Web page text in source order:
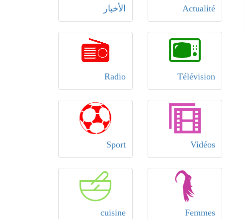
Actualité الأخبار
Télévision
Radio
Vidéos
Sport
Femmes
cuisine